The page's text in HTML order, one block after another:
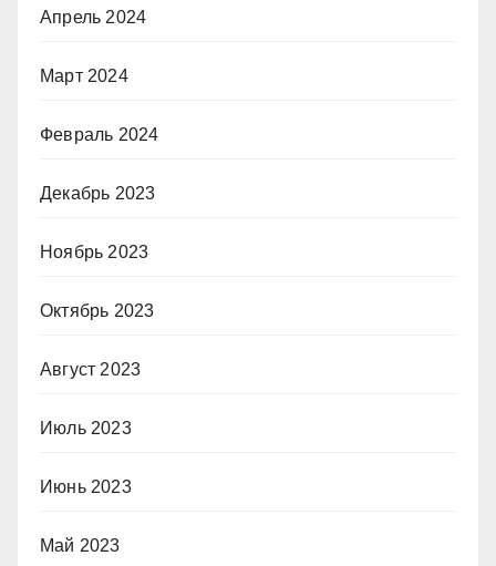
Апрель 2024
Март 2024
Февраль 2024
Декабрь 2023
Ноябрь 2023
Октябрь 2023
Август 2023
Июль 2023
Июнь 2023
Май 2023